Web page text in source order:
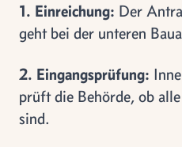
1. Einreichung: Der
geht bei der unteren
2. Eingangsprüfung:
prüft die Behörde, ob
sind.